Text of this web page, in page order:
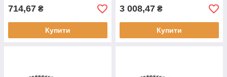
714,67 ₴
Купити
3 008,47 ₴
Купити